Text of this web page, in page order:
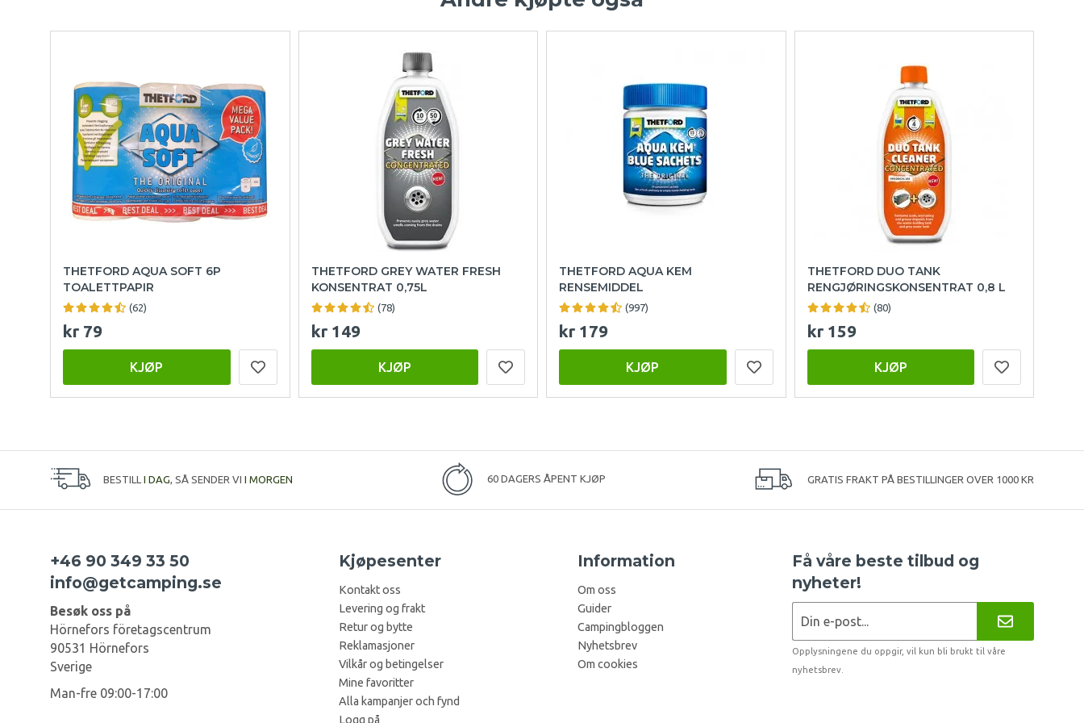
THETFORD AQUA SOFT 6P
TOALETTPAPIR
(62)
kr 79
KJØP
THETFORD GREY WATER FRESH
KONSENTRAT 0,75L
(78)
kr 149
KJØP
THETFORD AQUA KEM
RENSEMIDDEL
(997)
kr 179
KJØP
THETFORD DUO TANK
RENGJØRINGSKONSENTRAT 0,8 L
(80)
kr 159
KJØP
BESTILL I DAG , SÅ SENDER VI I MORGEN 60 DAGERS ÅPENT KJØP GRATIS FRAKT PÅ BESTILLINGER OVER 1000 KR
+46 90 349 33 50
info@getcamping.se
Besøk oss på
Hörnefors företagscentrum
90531 Hörnefors
Sverige
Man-fre 09:00-17:00
Kjøpesenter
Kontakt oss
Levering og frakt
Retur og bytte
Reklamasjoner
Vilkår og betingelser
Mine favoritter
Alla kampanjer och fynd
Logg på
Information
Om oss
Guider
Campingbloggen
Nyhetsbrev
Om cookies
Få våre beste tilbud og
nyheter!
Opplysningene du oppgir, vil kun bli brukt til våre
nyhetsbrev.